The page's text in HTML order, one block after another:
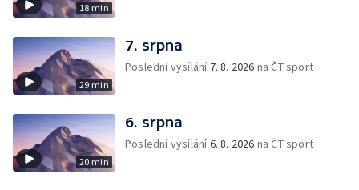
18 min
29 min
7. srpna
Poslední vysílání 7. 8. 2026 na ČT sport
20 min
6. srpna
Poslední vysílání6. 8. 2026 na ČT sport